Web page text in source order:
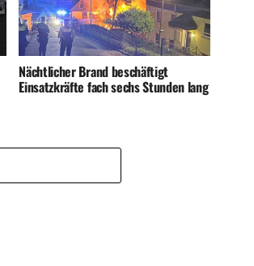
Nächtlicher Brand beschäftigt
Einsatzkräfte fach sechs Stunden lang